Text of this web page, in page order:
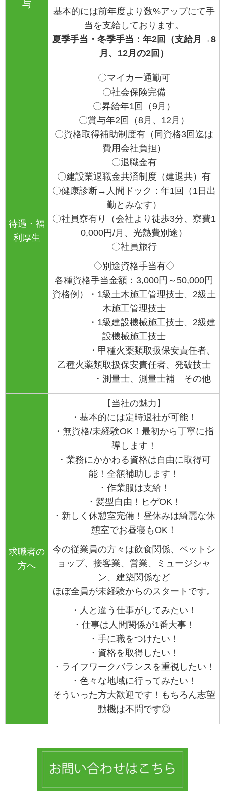
与
基本的には前年度より数%アップにて手
当を支給しております。
夏季手当・冬季手当：年2回（支給月 →8
月、 12月の2回）
待遇・福
利厚生
〇マイカー通勤可
〇社会保険完備
〇昇給年1回（9月）
〇賞与年2回（8月、12月）
〇資格取得補助制度有（同資格3回迄は
費用会社負担）
〇退職金有
〇建設業退職金共済制度（建退共）有
〇健康診断→人間ドック：年1回（1日出
勤とみなす）
〇社員寮有り（会社より徒歩3分、寮費1
0,000円/月、光熱費別途）
〇社員旅行
◇別途資格手当有◇
各種資格手当金額： 3,000円～ 50,000円
資格例）・ 1級土木施工管理技士、 2級土
木施工管理技士
・ 1級建設機械施工技士、 2級建
設機械施工技士
・甲種火薬類取扱保安責任者、
乙種火薬類取扱保安責任者、 発破技士
・測量士、測量士補 その他
求職者の
方へ
【当社の魅力】
・基本的には定時退社が可能！
・無資格/未経験OK！最初から丁寧に指
導します！
・業務にかかわる資格は自由に取得可
能！全額補助します！
・作業服は支給！
・髪型自由！ヒゲOK！
・新しく休憩室完備！昼休みは綺麗な休
憩室でお昼寝もOK！
今の従業員の方々は飲食関係、ペットシ
ョップ、接客業、営業、ミュージシャ
ン、建築関係など
ほぼ全員が未経験からのスタートです。
・人と違う仕事がしてみたい！
・仕事は人間関係が1番大事！
・手に職をつけたい！
・資格を取得したい！
・ライフワークバランスを重視したい！
・色々な地域に行ってみたい！
そういった方大歓迎です！もちろん志望
動機は不問です◎